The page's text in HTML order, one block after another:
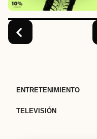
o
n
ENTRETENIMIENTO
TELEVISIÓN